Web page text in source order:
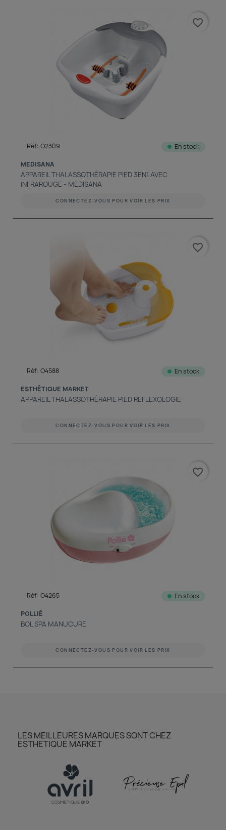
Réf: O2309 En stock
MEDISANA
APPAREIL THALASSOTHÉRAPIE PIED 3EN1 AVEC
INFRAROUGE - MEDISANA
CONNECTEZ-VOUS POUR VOIR LES PRIX
favorite_border
Réf: O4588 En stock
ESTHÉTIQUE MARKET
APPAREIL THALASSOTHÉRAPIE PIED REFLEXOLOGIE
CONNECTEZ-VOUS POUR VOIR LES PRIX
favorite_border
Réf: O4265 En stock
POLLIÉ
BOL SPA MANUCURE
CONNECTEZ-VOUS POUR VOIR LES PRIX
favorite_border
LES MEILLEURES MARQUES SONT CHEZ
ESTHETIQUE MARKET